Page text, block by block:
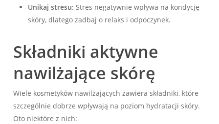
Unikaj stresu: Stres negatywnie wpływa na kondycję
skóry, dlatego zadbaj o relaks i odpoczynek.
Składniki aktywne
nawilżające skórę
Wiele kosmetyków nawilżających zawiera składniki, które
szczególnie dobrze wpływają na poziom hydratacji skóry.
Oto niektóre z nich: